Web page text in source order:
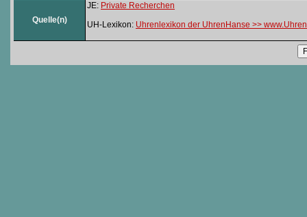
Quelle(n)
JE: Private Recherchen
UH-Lexikon: Uhrenlexikon der UhrenHanse >>